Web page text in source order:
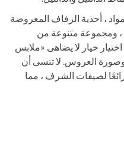
، أحذية الزفاف المعروضة
، ومجموعة متنوعة من
خيار لا يضاهى «ملابس
العروس. لا تنسى أن
لصيفات الشرف ، مما